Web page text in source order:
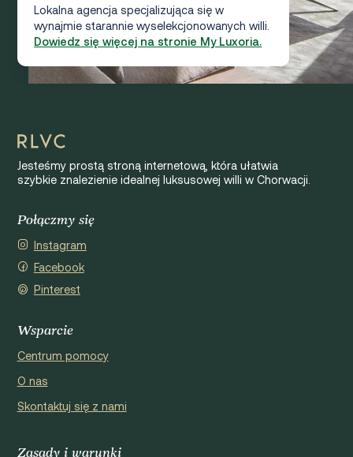
Lokalna agencja specjalizująca się w
wynajmie starannie wyselekcjonowanych willi.
Dowiedz się więcej na stronie My Luxoria.
Jesteśmy prostą stroną internetową, która ułatwia
szybkie znalezienie idealnej luksusowej willi w Chorwacji.
Połączmy się
Instagram
Facebook
Pinterest
Wsparcie
Centrum pomocy
O nas
Skontaktuj się z nami
Zasady i warunki